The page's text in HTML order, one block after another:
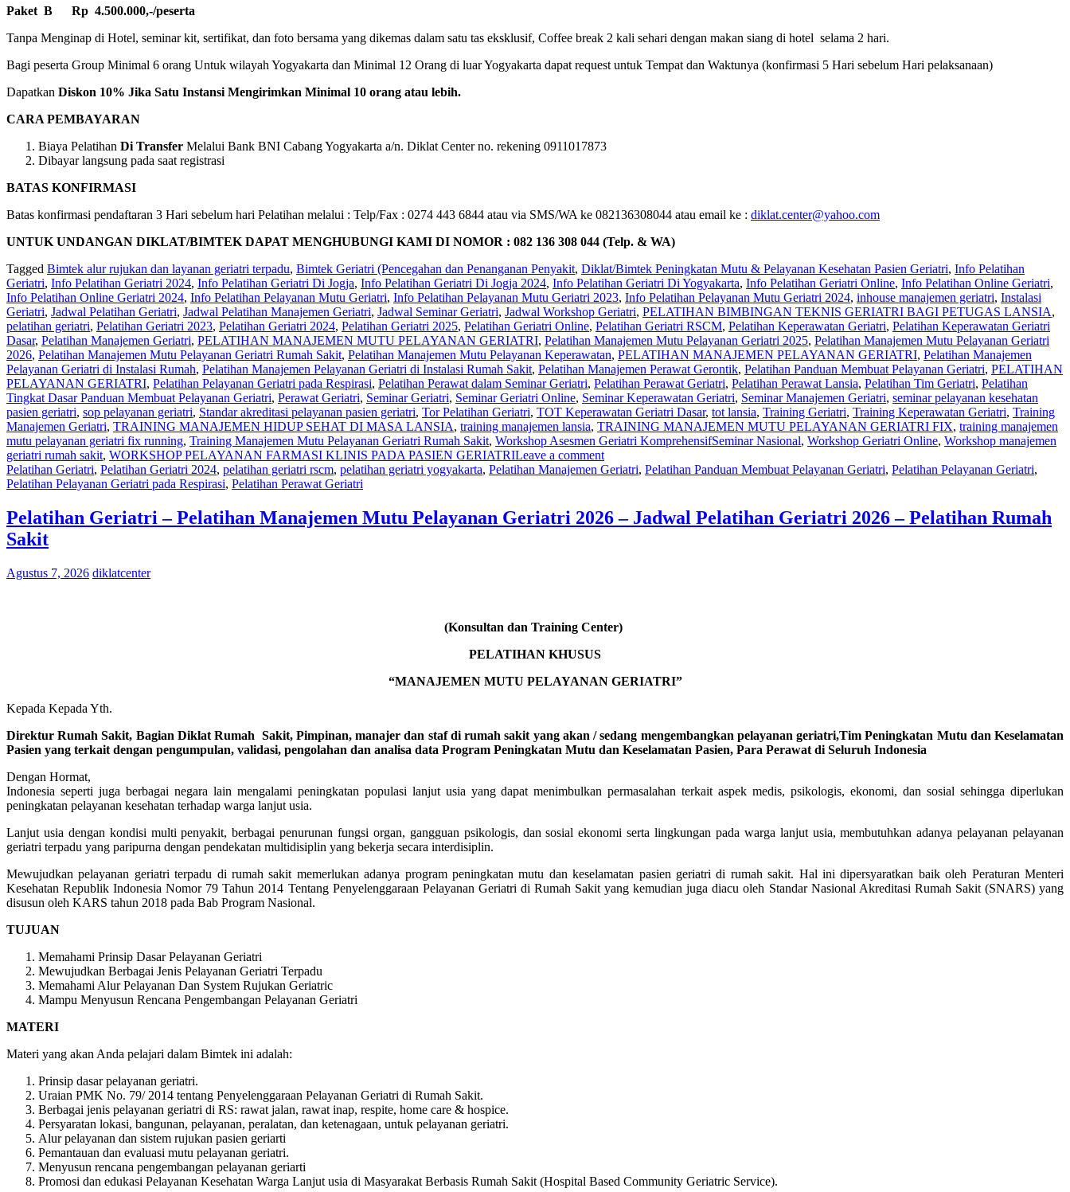
Paket B Rp 4.500.000,-/peserta
Tanpa Menginap di Hotel, seminar kit, sertifikat, dan foto bersama yang dikemas dalam satu tas eksklusif, Coffee break 2 kali sehari dengan makan siang di hotel selama 2 hari.
Bagi peserta Group Minimal 6 orang Untuk wilayah Yogyakarta dan Minimal 12 Orang di luar Yogyakarta dapat request untuk Tempat dan Waktunya (konfirmasi 5 Hari sebelum Hari pelaksanaan)
Dapatkan Diskon 10% Jika Satu Instansi Mengirimkan Minimal 10 orang atau lebih.
CARA PEMBAYARAN
Biaya Pelatihan Di Transfer Melalui Bank BNI Cabang Yogyakarta a/n. Diklat Center no. rekening 0911017873
Dibayar langsung pada saat registrasi
BATAS KONFIRMASI
Batas konfirmasi pendaftaran 3 Hari sebelum hari Pelatihan melalui : Telp/Fax : 0274 443 6844 atau via SMS/WA ke 082136308044 atau email ke : diklat.center@yahoo.com
UNTUK UNDANGAN DIKLAT/BIMTEK DAPAT MENGHUBUNGI KAMI DI NOMOR : 082 136 308 044 (Telp. & WA)
Tagged Bimtek alur rujukan dan layanan geriatri terpadu, Bimtek Geriatri (Pencegahan dan Penanganan Penyakit, Diklat/Bimtek Peningkatan Mutu & Pelayanan Kesehatan Pasien Geriatri, Info Pelatihan
Geriatri, Info Pelatihan Geriatri 2024, Info Pelatihan Geriatri Di Jogja, Info Pelatihan Geriatri Di Jogja 2024, Info Pelatihan Geriatri Di Yogyakarta, Info Pelatihan Geriatri Online, Info Pelatihan Online Geriatri,
Info Pelatihan Online Geriatri 2024, Info Pelatihan Pelayanan Mutu Geriatri, Info Pelatihan Pelayanan Mutu Geriatri 2023, Info Pelatihan Pelayanan Mutu Geriatri 2024, inhouse manajemen geriatri, Instalasi
Geriatri, Jadwal Pelatihan Geriatri, Jadwal Pelatihan Manajemen Geriatri, Jadwal Seminar Geriatri, Jadwal Workshop Geriatri, PELATIHAN BIMBINGAN TEKNIS GERIATRI BAGI PETUGAS LANSIA,
pelatihan geriatri, Pelatihan Geriatri 2023, Pelatihan Geriatri 2024, Pelatihan Geriatri 2025, Pelatihan Geriatri Online, Pelatihan Geriatri RSCM, Pelatihan Keperawatan Geriatri, Pelatihan Keperawatan Geriatri
Dasar, Pelatihan Manajemen Geriatri, PELATIHAN MANAJEMEN MUTU PELAYANAN GERIATRI, Pelatihan Manajemen Mutu Pelayanan Geriatri 2025, Pelatihan Manajemen Mutu Pelayanan Geriatri
2026, Pelatihan Manajemen Mutu Pelayanan Geriatri Rumah Sakit, Pelatihan Manajemen Mutu Pelayanan Keperawatan, PELATIHAN MANAJEMEN PELAYANAN GERIATRI, Pelatihan Manajemen
Pelayanan Geriatri di Instalasi Rumah, Pelatihan Manajemen Pelayanan Geriatri di Instalasi Rumah Sakit, Pelatihan Manajemen Perawat Gerontik, Pelatihan Panduan Membuat Pelayanan Geriatri, PELATIHAN
PELAYANAN GERIATRI, Pelatihan Pelayanan Geriatri pada Respirasi, Pelatihan Perawat dalam Seminar Geriatri, Pelatihan Perawat Geriatri, Pelatihan Perawat Lansia, Pelatihan Tim Geriatri, Pelatihan
Tingkat Dasar Panduan Membuat Pelayanan Geriatri, Perawat Geriatri, Seminar Geriatri, Seminar Geriatri Online, Seminar Keperawatan Geriatri, Seminar Manajemen Geriatri, seminar pelayanan kesehatan
pasien geriatri, sop pelayanan geriatri, Standar akreditasi pelayanan pasien geriatri, Tor Pelatihan Geriatri, TOT Keperawatan Geriatri Dasar, tot lansia, Training Geriatri, Training Keperawatan Geriatri, Training
Manajemen Geriatri, TRAINING MANAJEMEN HIDUP SEHAT DI MASA LANSIA, training manajemen lansia, TRAINING MANAJEMEN MUTU PELAYANAN GERIATRI FIX, training manajemen
mutu pelayanan geriatri fix running, Training Manajemen Mutu Pelayanan Geriatri Rumah Sakit, Workshop Asesmen Geriatri KomprehensifSeminar Nasional, Workshop Geriatri Online, Workshop manajemen
geriatri rumah sakit, WORKSHOP PELAYANAN FARMASI KLINIS PADA PASIEN GERIATRILeave a comment
Pelatihan Geriatri, Pelatihan Geriatri 2024, pelatihan geriatri rscm, pelatihan geriatri yogyakarta, Pelatihan Manajemen Geriatri, Pelatihan Panduan Membuat Pelayanan Geriatri, Pelatihan Pelayanan Geriatri,
Pelatihan Pelayanan Geriatri pada Respirasi, Pelatihan Perawat Geriatri
Pelatihan Geriatri – Pelatihan Manajemen Mutu Pelayanan Geriatri 2026 – Jadwal Pelatihan Geriatri 2026 – Pelatihan Rumah
Sakit
Agustus 7, 2026 diklatcenter
(Konsultan dan Training Center)
PELATIHAN KHUSUS
“MANAJEMEN MUTU PELAYANAN GERIATRI”
Kepada Kepada Yth.
Direktur Rumah Sakit, Bagian Diklat Rumah Sakit, Pimpinan, manajer dan staf di rumah sakit yang akan / sedang mengembangkan pelayanan geriatri,Tim Peningkatan Mutu dan Keselamatan
Pasien yang terkait dengan pengumpulan, validasi, pengolahan dan analisa data Program Peningkatan Mutu dan Keselamatan Pasien, Para Perawat di Seluruh Indonesia
Dengan Hormat,
Indonesia seperti juga berbagai negara lain mengalami peningkatan populasi lanjut usia yang dapat menimbulkan permasalahan terkait aspek medis, psikologis, ekonomi, dan sosial sehingga diperlukan
peningkatan pelayanan kesehatan terhadap warga lanjut usia.
Lanjut usia dengan kondisi multi penyakit, berbagai penurunan fungsi organ, gangguan psikologis, dan sosial ekonomi serta lingkungan pada warga lanjut usia, membutuhkan adanya pelayanan pelayanan
geriatri terpadu yang paripurna dengan pendekatan multidisiplin yang bekerja secara interdisiplin.
Mewujudkan pelayanan geriatri terpadu di rumah sakit memerlukan adanya program peningkatan mutu dan keselamatan pasien geriatri di rumah sakit. Hal ini dipersyaratkan baik oleh Peraturan Menteri
Kesehatan Republik Indonesia Nomor 79 Tahun 2014 Tentang Penyelenggaraan Pelayanan Geriatri di Rumah Sakit yang kemudian juga diacu oleh Standar Nasional Akreditasi Rumah Sakit (SNARS) yang
disusun oleh KARS tahun 2018 pada Bab Program Nasional.
TUJUAN
Memahami Prinsip Dasar Pelayanan Geriatri
Mewujudkan Berbagai Jenis Pelayanan Geriatri Terpadu
Memahami Alur Pelayanan Dan System Rujukan Geriatric
Mampu Menyusun Rencana Pengembangan Pelayanan Geriatri
MATERI
Materi yang akan Anda pelajari dalam Bimtek ini adalah:
Prinsip dasar pelayanan geriatri.
Uraian PMK No. 79/ 2014 tentang Penyelenggaraan Pelayanan Geriatri di Rumah Sakit.
Berbagai jenis pelayanan geriatri di RS: rawat jalan, rawat inap, respite, home care & hospice.
Persyaratan lokasi, bangunan, pelayanan, peralatan, dan ketenagaan, untuk pelayanan geriatri.
Alur pelayanan dan sistem rujukan pasien geriarti
Pemantauan dan evaluasi mutu pelayanan geriatri.
Menyusun rencana pengembangan pelayanan geriarti
Promosi dan edukasi Pelayanan Kesehatan Warga Lanjut usia di Masyarakat Berbasis Rumah Sakit (Hospital Based Community Geriatric Service).